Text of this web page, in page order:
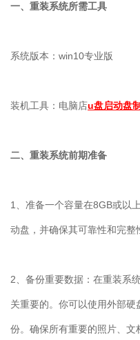
一、重装系统所需工具
系统版本： win10专业版
装机工具：电脑店u盘启动盘
二、重装系统前期准备
1 、准备一个容量在8GB或以
动盘，并确保其可靠性和完整
2 、备份重要数据：在重装系
关重要的。你可以使用外部
份。确保所有重要的照片、文